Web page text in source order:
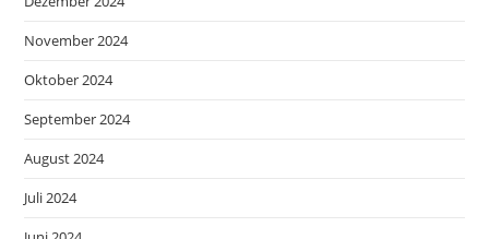
November 2024
Oktober 2024
September 2024
August 2024
Juli 2024